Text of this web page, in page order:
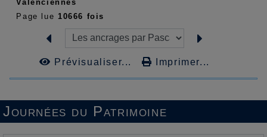
Journées du Patrimoine
Valenciennes
Page lue 10666 fois
Prévisualiser... Imprimer...